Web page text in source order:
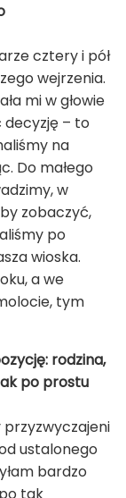
cztery i pół
wejrzenia.
mi w głowie
decyzję – to
na
Do małego
w
zobaczyć,
po
wioska.
a we
tym
rodzina,
po prostu
przyzwyczajeni
ustalonego
bardzo